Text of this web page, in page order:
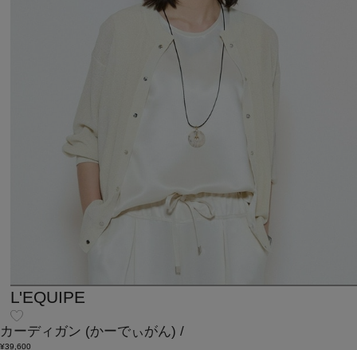
L'EQUIPE
カーディガン (かーでぃがん) /
¥39,600